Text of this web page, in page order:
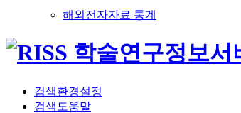
해외전자자료 통계
검색환경설정
검색도움말